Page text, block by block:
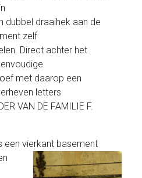
dubbel draaihek aan de
zelf
Direct achter het
met daarop een
letters
VAN DE FAMILIE F.
een vierkant basement